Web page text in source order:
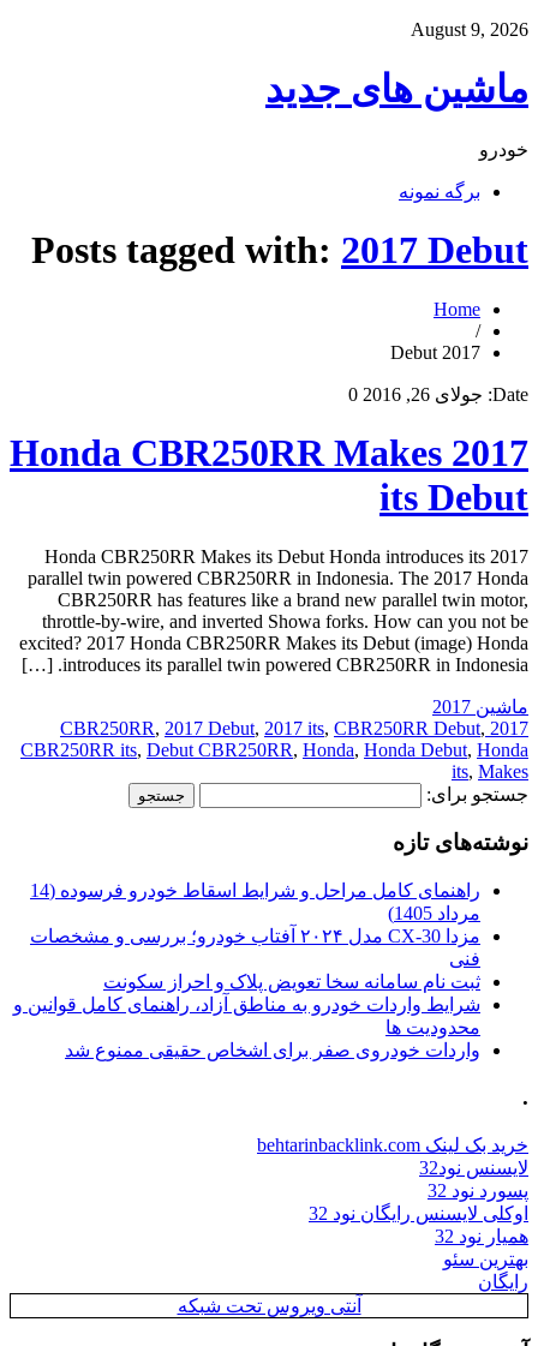
August 9, 2026
ماشین های جدید
خودرو
برگه نمونه
Posts tagged with: 2017 Debut
Home
/
2017 Debut
Date: جولای 26, 2016 0
2017 Honda CBR250RR Makes
its Debut
2017 Honda CBR250RR Makes its Debut Honda introduces its
parallel twin powered CBR250RR in Indonesia. The 2017 Honda
CBR250RR has features like a brand new parallel twin motor,
throttle-by-wire, and inverted Showa forks. How can you not be
excited? 2017 Honda CBR250RR Makes its Debut (image) Honda
introduces its parallel twin powered CBR250RR in Indonesia. […]
ماشین 2017
2017 CBR250RR
, 2017 Debut, 2017 its, CBR250RR Debut,
CBR250RR its, Debut CBR250RR, Honda, Honda Debut, Honda
its, Makes
جستجو برای:
نوشته‌های تازه
راهنمای کامل مراحل و شرایط اسقاط خودرو فرسوده (14
مرداد 1405)
مزدا CX-30 مدل ۲۰۲۴ آفتاب خودرو؛ بررسی و مشخصات
فنی
ثبت نام سامانه سخا تعویض پلاک و احراز سکونت
شرایط واردات خودرو به مناطق آزاد، راهنمای کامل قوانین و
محدودیت ها
واردات خودروی صفر برای اشخاص حقیقی ممنوع شد
.
خرید بک لینک behtarinbacklink.com
لایسنس نود32
پسورد نود 32
اوکلی لایسنس رایگان نود 32
همیار نود 32
بهترین سئو
رایگان
آنتی ویروس تحت شبکه